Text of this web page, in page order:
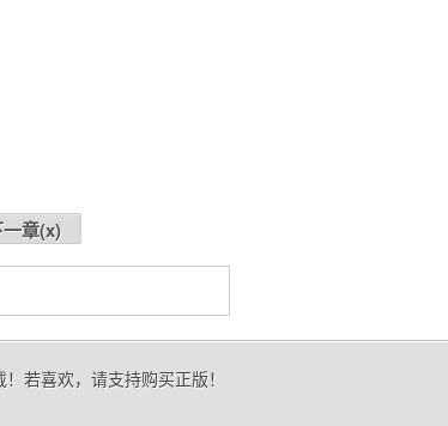
章(x)
若喜欢，请支持购买正版！